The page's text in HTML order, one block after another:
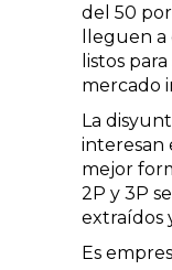
del 50
lleguen
listos
mercado
La
interesan
mejor
2P y 3P
extraídos
Es